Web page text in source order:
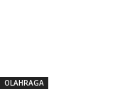
OLAHRAGA